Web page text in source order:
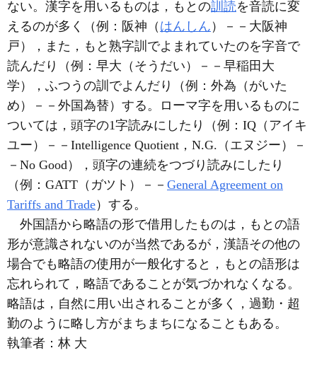
ない。漢字を用いるものは，もとの訓読を音読に変
えるのが多く（例：阪神（ はんしん ）－－大阪神
戸），また，もと熟字訓でよまれていたのを字音で
読んだり（例：早大（そうだい）－－早稲田大
学），ふつうの訓でよんだり（例：外為（がいた
め）－－外国為替）する。ローマ字を用いるものに
ついては，頭字の1字読みにしたり（例：IQ（アイキ
ユー）－－Intelligence Quotient，N.G.（エヌジー）－
－No Good），頭字の連続をつづり読みにしたり
（例：GATT（ガツト）－－ General Agreement on
Tariffs and Trade）する。
外国語から略語の形で借用したものは，もとの語
形が意識されないのが当然であるが，漢語その他の
場合でも略語の使用が一般化すると，もとの語形は
忘れられて，略語であることが気づかれなくなる。
略語は，自然に用い出されることが多く，過勤・超
勤のように略し方がまちまちになることもある。
執筆者： 林 大